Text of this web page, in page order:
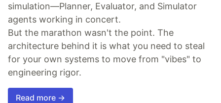
simulation—Planner, Evaluator, and Simulator
agents working in concert.
But the marathon wasn't the point. The
architecture behind it is what you need to steal
for your own systems to move from "vibes" to
engineering rigor.
Read more →